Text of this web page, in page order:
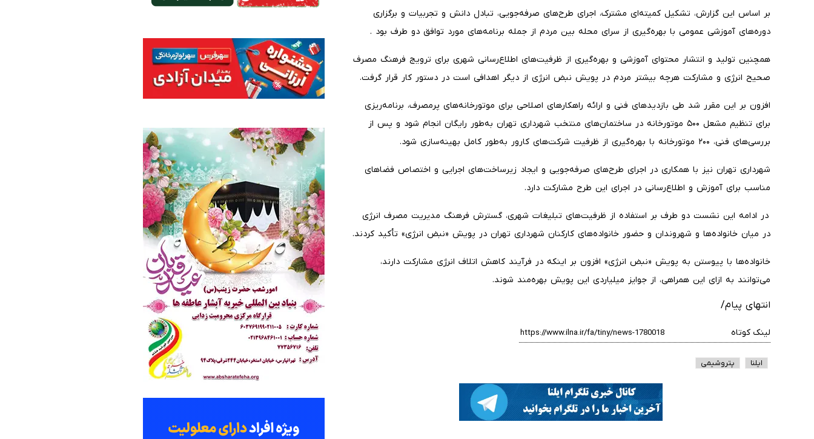
بر اساس این گزارش، تشکیل کمیته‌ای مشترک، اجرای طرح‌های صرفه‌جویی، تبادل دانش و تجربیات و برگزاری
دوره‌های آموزشی عمومی با بهره‌گیری از سرای محله بین مردم از جمله برنامه‌های مورد توافق دو طرف بود .
همچنین تولید و انتشار محتوای آموزشی و بهره‌گیری از ظرفیت‌های اطلاع‌رسانی شهری برای ترویج فرهنگ مصرف
صحیح انرژی و مشارکت هرچه بیشتر مردم در پویش نبض انرژی از دیگر اهدافی است در دستور کار قرار گرفت.
افزون بر این مقرر شد طی بازدیدهای فنی و ارائه راهکارهای اصلاحی برای موتورخانه‌های پرمصرف، برنامه‌ریزی
برای تنظیم مشعل ۵۰۰ موتورخانه در ساختمان‌های منتخب شهرداری تهران به‌طور رایگان انجام شود و پس از
بررسی‌های فنی، ۲۰۰ موتورخانه با بهره‌گیری از ظرفیت شرکت‌های کارور به‌طور کامل بهینه‌سازی شود.
شهرداری تهران نیز با همکاری در اجرای طرح‌های صرفه‌جویی و ایجاد زیرساخت‌های اجرایی و اختصاص فضاهای
مناسب برای آموزش و اطلاع‌رسانی در اجرای این طرح مشارکت دارد.
در ادامه این نشست دو طرف بر استفاده از ظرفیت‌های تبلیغات شهری، گسترش فرهنگ مدیریت مصرف انرژی
در میان خانواده‌ها و شهروندان و حضور خانواده‌های کارکنان شهرداری تهران در پویش «نبض انرژی» تأکید کردند.
خانواده‌ها با پیوستن به پویش «نبض انرژی» افزون بر اینکه در فرآیند کاهش اتلاف انرژی مشارکت دارند،
می‌توانند به ازای این همراهی، از جوایز میلیاردی این پویش بهره‌مند شوند.
انتهای پیام/
لینک کوتاه
ایلنا پتروشیمی